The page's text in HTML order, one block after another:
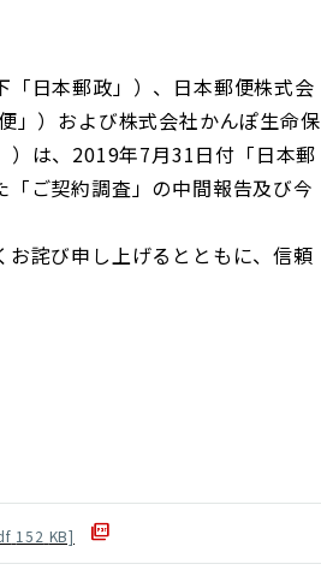
日本郵政」）、日本郵便株式会
」）および株式会社かんぽ生命保
は、2019年7月31日付「日本郵
ご契約調査」の中間報告及び今
詫び申し上げるとともに、信頼
152 KB]